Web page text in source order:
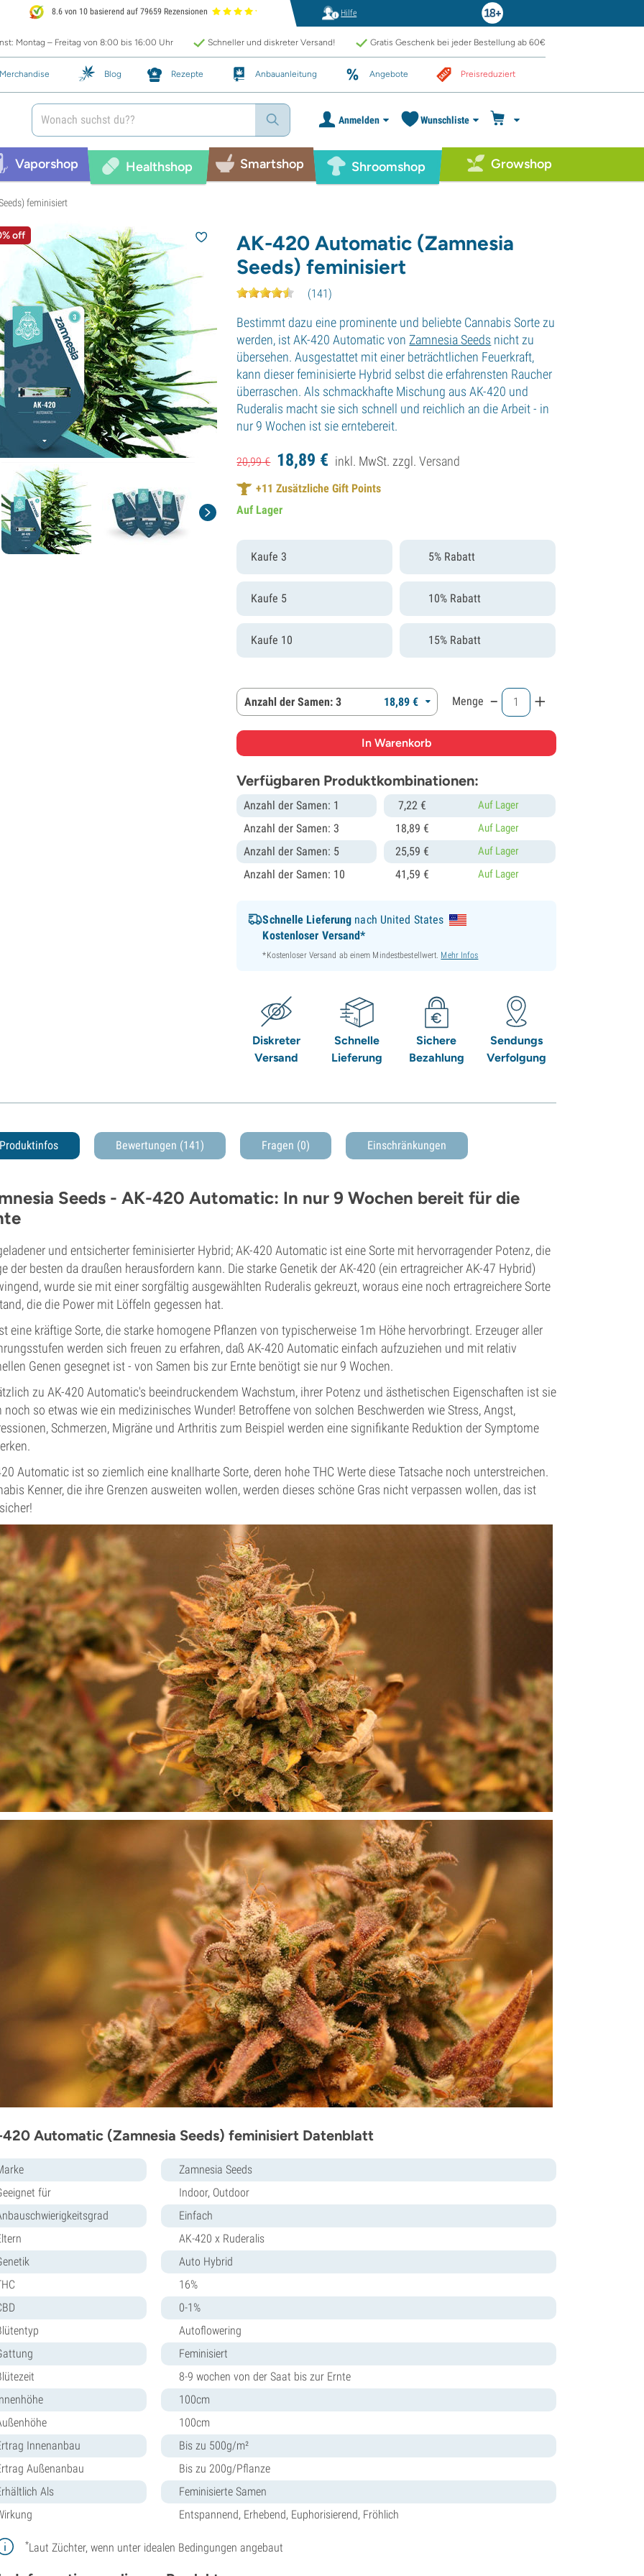
8.6 von 10 basierend auf 79659 Rezensionen Hilfe
Montag – Freitag von 8:00 bis 16:00 Uhr Schneller und diskreter Versand! Gratis Geschenk bei jeder Bestellung ab 60€
Merchandise Blog Rezepte Anbauanleitung Angebote Preisreduziert
Anmelden Wunschliste
Vaporshop Healthshop Smartshop Shroomshop Growshop
feminisiert
off
AK-420 Automatic (Zamnesia
Seeds) feminisiert
(141)
Bestimmt dazu eine prominente und beliebte Cannabis Sorte zu
werden, ist AK-420 Automatic von Zamnesia Seeds nicht zu
übersehen. Ausgestattet mit einer beträchtlichen Feuerkraft,
kann dieser feminisierte Hybrid selbst die erfahrensten Raucher
überraschen. Als schmackhafte Mischung aus AK-420 und
Ruderalis macht sie sich schnell und reichlich an die Arbeit - in
nur 9 Wochen ist sie erntebereit.
20,99€ 18,89 € inkl. MwSt. zzgl.Versand
+11 Zusätzliche Gift Points
Auf Lager
Kaufe 3 5% Rabatt
Kaufe 5 10% Rabatt
Kaufe 10 15% Rabatt
Anzahl der Samen: 3 18,89 € Menge - +
Verfügbaren Produktkombinationen:
Anzahl der Samen: 1 7,22 € Auf Lager
Anzahl der Samen: 3 18,89 € Auf Lager
Anzahl der Samen: 5 25,59 € Auf Lager
Anzahl der Samen: 10 41,59 € Auf Lager
Schnelle Lieferung nach United States
Kostenloser Versand*
*Kostenloser Versand ab einem Mindestbestellwert. Mehr Infos
Diskreter
Versand
Schnelle
Lieferung
Sichere
Bezahlung
Sendungs
Verfolgung
Produktinfos Bewertungen (141) Fragen (0) Einschränkungen
Seeds - AK-420 Automatic: In nur 9 Wochen bereit für die
und entsicherter feminisierter Hybrid; AK-420 Automatic ist eine Sorte mit hervorragender Potenz, die
der besten da draußen herausfordern kann. Die starke Genetik der AK-420 (ein ertragreicher AK-47 Hybrid)
wurde sie mit einer sorgfältig ausgewählten Ruderalis gekreuzt, woraus eine noch ertragreichere Sorte
die die Power mit Löffeln gegessen hat.
eine kräftige Sorte, die starke homogene Pflanzen von typischerweise 1m Höhe hervorbringt. Erzeuger aller
werden sich freuen zu erfahren, daß AK-420 Automatic einfach aufzuziehen und mit relativ
Genen gesegnet ist - von Samen bis zur Ernte benötigt sie nur 9 Wochen.
zu AK-420 Automatic's beeindruckendem Wachstum, ihrer Potenz und ästhetischen Eigenschaften ist sie
noch so etwas wie ein medizinisches Wunder! Betroffene von solchen Beschwerden wie Stress, Angst,
Schmerzen, Migräne und Arthritis zum Beispiel werden eine signifikante Reduktion der Symptome
Automatic ist so ziemlich eine knallharte Sorte, deren hohe THC Werte diese Tatsache noch unterstreichen.
Kenner, die ihre Grenzen ausweiten wollen, werden dieses schöne Gras nicht verpassen wollen, das ist
Automatic (Zamnesia Seeds) feminisiert Datenblatt
Zamnesia Seeds
für
Indoor, Outdoor
Einfach
AK-420 x Ruderalis
Auto Hybrid
16%
0-1%
Autoflowering
Feminisiert
8-9 wochen von der Saat bis zur Ernte
100cm
100cm
Innenanbau
Bis zu 500g/m²
Außenanbau
Bis zu 200g/Pflanze
Als
Feminisierte Samen
Entspannend, Erhebend, Euphorisierend, Fröhlich
*Laut Züchter, wenn unter idealen Bedingungen angebaut